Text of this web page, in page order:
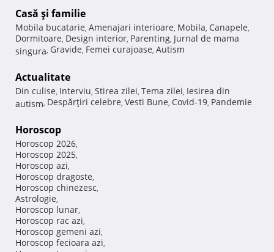
Casă şi familie
Mobila bucatarie, Amenajari interioare, Mobila, Canapele,
Dormitoare, Design interior, Parenting, Jurnal de mama
singura, Gravide, Femei curajoase, Autism
Actualitate
Din culise, Interviu, Stirea zilei, Tema zilei, Iesirea din
autism, Despărţiri celebre, Vesti Bune, Covid-19, Pandemie
Horoscop
Horoscop 2026,
Horoscop 2025,
Horoscop azi,
Horoscop dragoste,
Horoscop chinezesc,
Astrologie,
Horoscop lunar,
Horoscop rac azi,
Horoscop gemeni azi,
Horoscop fecioara azi,